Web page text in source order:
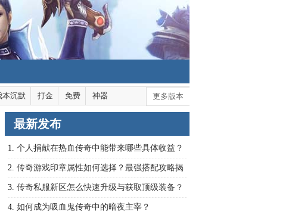
本沉默 打金 免费 神器 更多版本
最新发布
1. 个人捐献在热血传奇中能带来哪些具体收益？
2. 传奇游戏印章属性如何选择？最强搭配攻略揭
秘
3. 传奇私服新区怎么快速升级与获取顶级装备？
4. 如何成为吸血鬼传奇中的暗夜主宰？